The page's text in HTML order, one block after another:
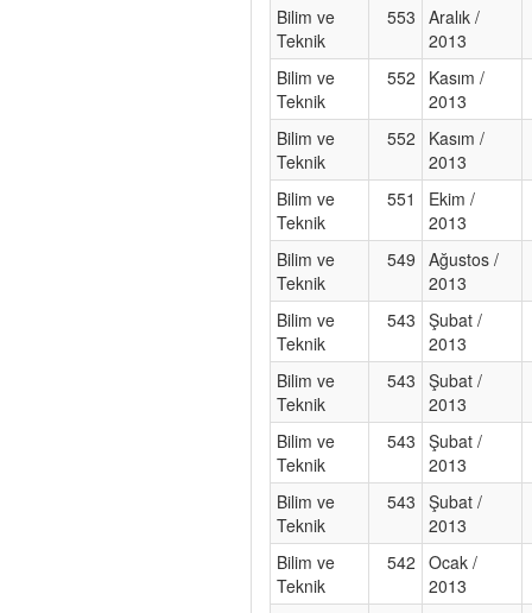
Bilim ve
Teknik
553
Aralık /
2013
Bilim ve
Teknik
552
Kasım /
2013
Bilim ve
Teknik
552
Kasım /
2013
Bilim ve
Teknik
551
Ekim /
2013
Bilim ve
Teknik
549
Ağustos /
2013
Bilim ve
Teknik
543
Şubat /
2013
Bilim ve
Teknik
543
Şubat /
2013
Bilim ve
Teknik
543
Şubat /
2013
Bilim ve
Teknik
543
Şubat /
2013
Bilim ve
Teknik
542
Ocak /
2013